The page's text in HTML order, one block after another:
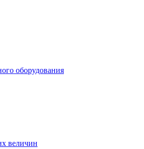
оборудования
величин